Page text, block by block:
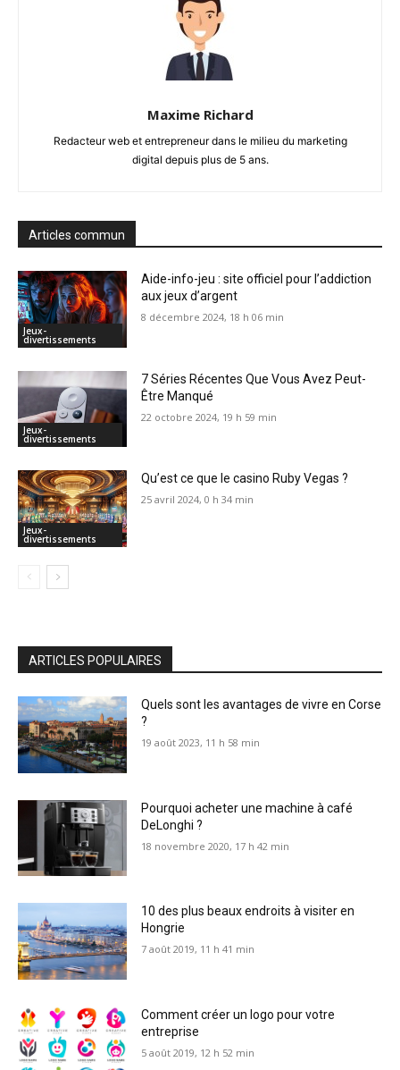
Maxime Richard
Redacteur web et entrepreneur dans le milieu du marketing
digital depuis plus de 5 ans.
Articles commun
Jeux-
divertissements
Aide-info-jeu : site officiel pour l’addiction
aux jeux d’argent
8 décembre 2024, 18 h 06 min
Jeux-
divertissements
7 Séries Récentes Que Vous Avez Peut-
Être Manqué
22 octobre 2024, 19 h 59 min
Jeux-
divertissements
Qu’est ce que le casino Ruby Vegas ?
25 avril 2024, 0 h 34 min
ARTICLES POPULAIRES
Quels sont les avantages de vivre en Corse
?
19 août 2023, 11 h 58 min
Pourquoi acheter une machine à café
DeLonghi ?
18 novembre 2020, 17 h 42 min
10 des plus beaux endroits à visiter en
Hongrie
7 août 2019, 11 h 41 min
Comment créer un logo pour votre
entreprise
5 août 2019, 12 h 52 min